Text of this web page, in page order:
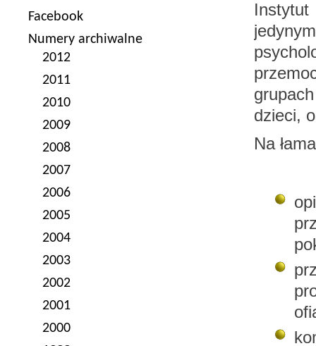
Facebook
Numery archiwalne
2012
2011
2010
2009
2008
2007
2006
2005
2004
2003
2002
2001
2000
dzieci,
Na